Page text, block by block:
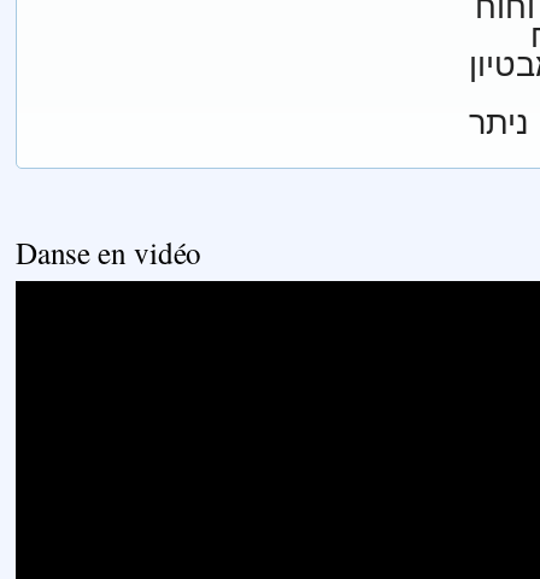
Danse en vidéo